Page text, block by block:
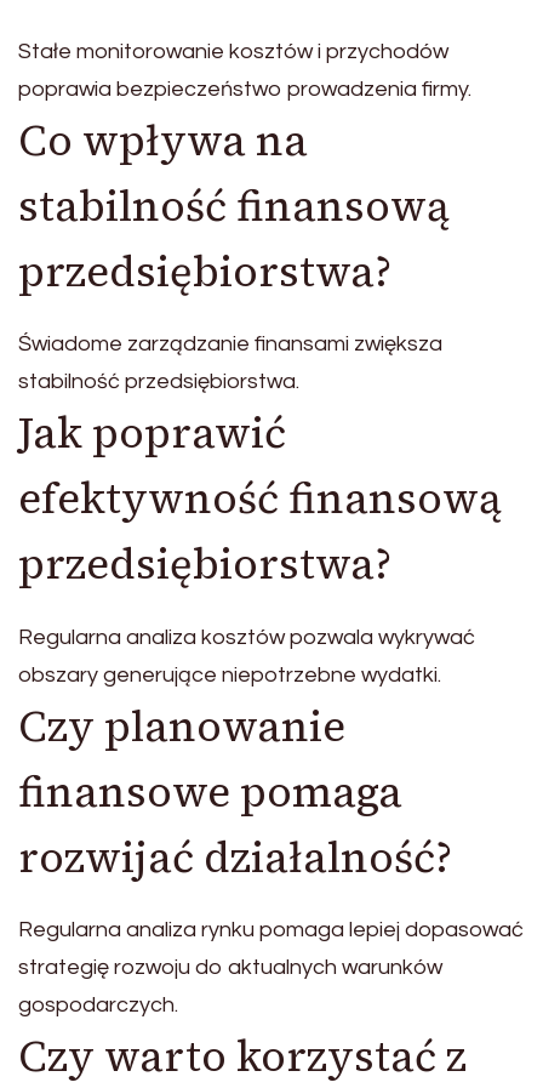
Stałe monitorowanie kosztów i przychodów
poprawia bezpieczeństwo prowadzenia firmy.
Co wpływa na
stabilność finansową
przedsiębiorstwa?
Świadome zarządzanie finansami zwiększa
stabilność przedsiębiorstwa.
Jak poprawić
efektywność finansową
przedsiębiorstwa?
Regularna analiza kosztów pozwala wykrywać
obszary generujące niepotrzebne wydatki.
Czy planowanie
finansowe pomaga
rozwijać działalność?
Regularna analiza rynku pomaga lepiej dopasować
strategię rozwoju do aktualnych warunków
gospodarczych.
Czy warto korzystać z